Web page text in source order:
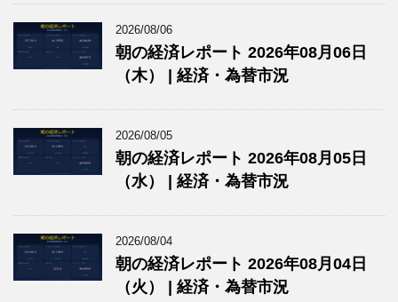
2026/08/06
朝の経済レポート 2026年08月06日
（木） | 経済・為替市況
2026/08/05
朝の経済レポート 2026年08月05日
（水） | 経済・為替市況
2026/08/04
朝の経済レポート 2026年08月04日
（火） | 経済・為替市況